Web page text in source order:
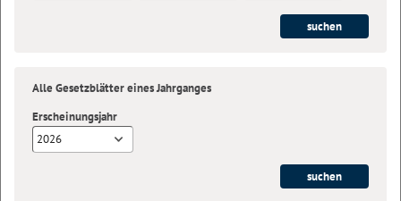
Alle Gesetzblätter eines Jahrganges
Erscheinungsjahr
2026